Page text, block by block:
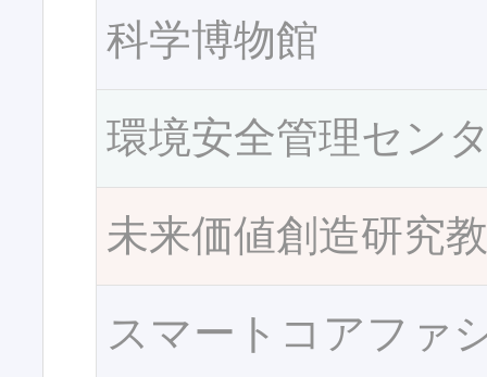
科学博物館
環境安全管理セン
未来価値創造研究
スマートコアファ